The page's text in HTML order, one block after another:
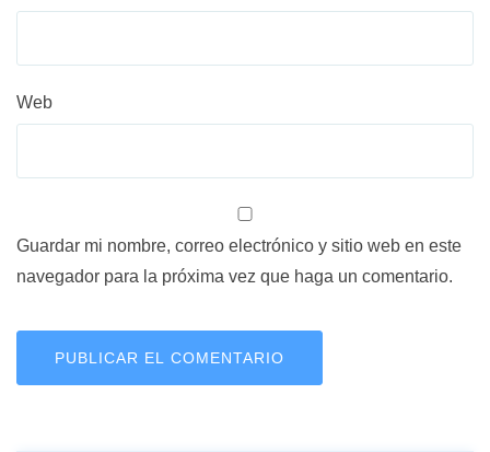
Web
Guardar mi nombre, correo electrónico y sitio web en este
navegador para la próxima vez que haga un comentario.